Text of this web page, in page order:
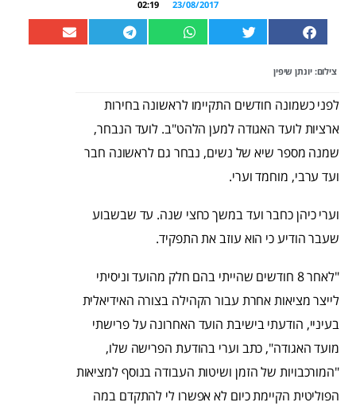
23/08/2017
02:19
צילום: יונתן שיפין
לפני כשמונה חודשים התקיימו לראשונה בחירות
ארציות לועד האגודה למען הלהט"ב. לועד הנבחר,
שמנה מספר שיא של נשים, נבחר גם לראשונה חבר
ועד ערבי, מוחמד וערי.
וערי כיהן כחבר ועד במשך כחצי שנה. עד שבשבוע
שעבר הודיע כי הוא עוזב את התפקיד.
"לאחר 8 חודשים שהייתי בהם חלק מהועד וניסיתי
לייצר מציאות אחרת עבור הקהילה בצורה האידיאלית
בעיניי, הודעתי בישיבת הועד האחרונה על פרישתי
מועד האגודה", כתב וערי בהודעת הפרישה שלו,
"המורכבויות של הזמן ושיטות העבודה בנוסף למציאות
הפוליטית הקיימת כיום לא אפשרו לי להתקדם במה